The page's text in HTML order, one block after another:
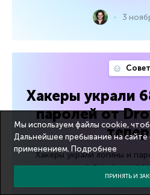
3
Хакеры украли
паролей от
Хакеры украли логины и
учетных записей Dropbox в
нужно
Мы используем файлы cookie,
Дальнейшее пребывание на сайте
применением. Подробнее
ПРИНЯТЬ И